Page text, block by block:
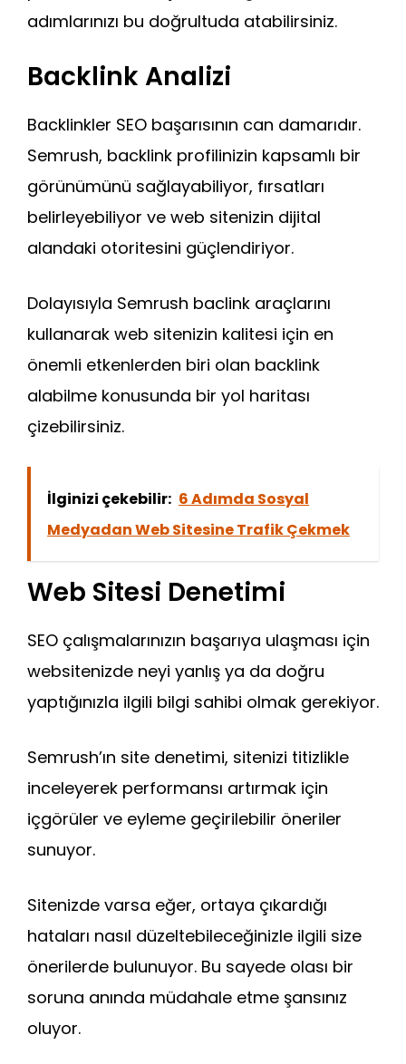
adımlarınızı bu doğrultuda atabilirsiniz.
Backlink Analizi
Backlinkler SEO başarısının can damarıdır.
Semrush, backlink profilinizin kapsamlı bir
görünümünü sağlayabiliyor, fırsatları
belirleyebiliyor ve web sitenizin dijital
alandaki otoritesini güçlendiriyor.
Dolayısıyla Semrush baclink araçlarını
kullanarak web sitenizin kalitesi için en
önemli etkenlerden biri olan backlink
alabilme konusunda bir yol haritası
çizebilirsiniz.
İlginizi çekebilir: 6 Adımda Sosyal
Medyadan Web Sitesine Trafik Çekmek
Web Sitesi Denetimi
SEO çalışmalarınızın başarıya ulaşması için
websitenizde neyi yanlış ya da doğru
yaptığınızla ilgili bilgi sahibi olmak gerekiyor.
Semrush’ın site denetimi, sitenizi titizlikle
inceleyerek performansı artırmak için
içgörüler ve eyleme geçirilebilir öneriler
sunuyor.
Sitenizde varsa eğer, ortaya çıkardığı
hataları nasıl düzeltebileceğinizle ilgili size
önerilerde bulunuyor. Bu sayede olası bir
soruna anında müdahale etme şansınız
oluyor.